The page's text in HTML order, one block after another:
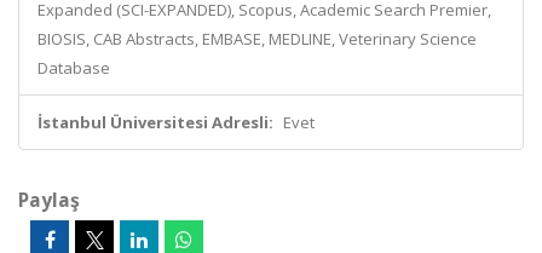
Expanded (SCI-EXPANDED), Scopus, Academic Search Premier,
BIOSIS, CAB Abstracts, EMBASE, MEDLINE, Veterinary Science
Database
İstanbul Üniversitesi Adresli: Evet
Paylaş